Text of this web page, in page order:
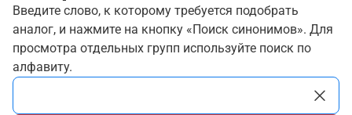
Введите слово, к которому требуется подобрать
аналог, и нажмите на кнопку «Поиск синонимов». Для
просмотра отдельных групп используйте поиск по
алфавиту.